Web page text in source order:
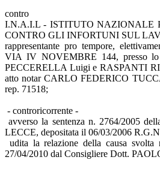
contro
I.N.A.I.L - ISTITUTO NAZIONALE
CONTRO GLI INFORTUNI SUL
rappresentante pro tempore,
VIA IV NOVEMBRE 144, presso
PECCERELLA Luigi e RASPANTI
atto notar CARLO FEDERICO
rep. 71518;
- controricorrente -
avverso la sentenza n. 2764/2005
LECCE, depositata il 06/03/2006
udita la relazione della causa svolta
27/04/2010 dal Consigliere Dott.